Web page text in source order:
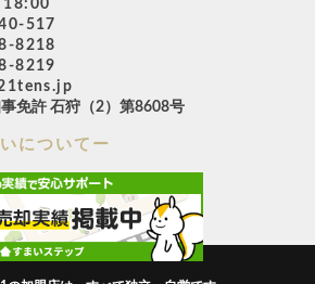
18:00
517
8218
8219
免許 石狩（2）第8608号
についてー